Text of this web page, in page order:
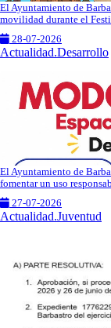
El Ayuntamiento de
movilidad durante el
28-07-2026
Actualidad.Desarrollo
El Ayuntamiento de
fomentar un uso
27-07-2026
Actualidad.Juventud